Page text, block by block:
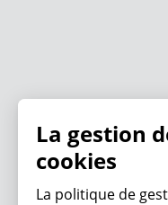
La gestion
cookies
La politique de